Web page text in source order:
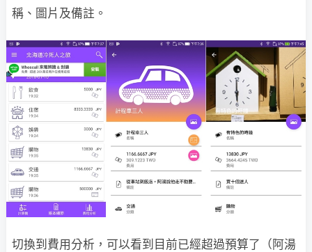
稱、圖片及備註。
切換到費用分析，可以看到目前已經超過預算了（阿湯